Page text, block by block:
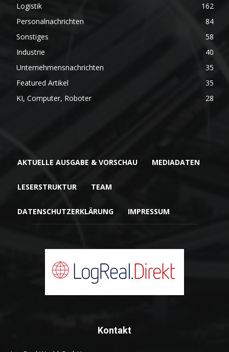
Logistik
162
Personalnachrichten
84
Sonstiges
58
Industrie
40
Unternehmensnachrichten
35
Featured Artikel
35
KI, Computer, Roboter
28
AKTUELLE AUSGABE & VORSCHAU MEDIADATEN
LESERSTRUKTUR TEAM
DATENSCHUTZERKLÄRUNG IMPRESSUM
Kontakt